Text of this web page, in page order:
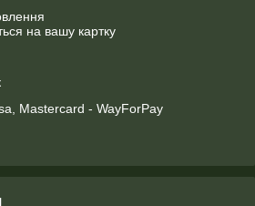
на вашу картку
Mastercard - WayForPay